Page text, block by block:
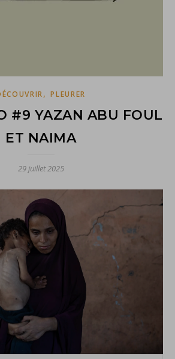
,PLEURER
#9 YAZAN ABU FOUL
ET NAIMA
29 juillet 2025